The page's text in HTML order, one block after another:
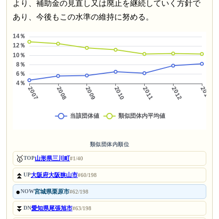
より、補助金の見直し又は廃止を継続していく方針で
あり、今後もこの水準の維持に努める。
類似団体内順位
🥇TOP山形県三川町#1/40
⏫UP大阪府大阪狭山市#60/198
●NOW宮城県栗原市#62/198
⏬DN愛知県尾張旭市#63/198